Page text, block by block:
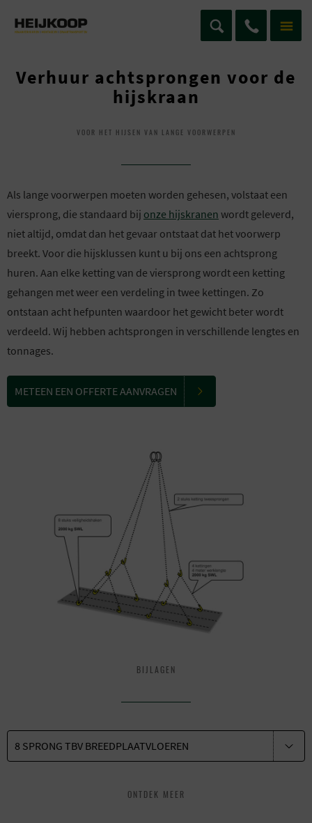
Verhuur achtsprongen voor de
hijskraan
VOOR HET HIJSEN VAN LANGE VOORWERPEN
Als lange voorwerpen moeten worden gehesen, volstaat een
viersprong, die standaard bij onze hijskranen wordt geleverd,
niet altijd, omdat dan het gevaar ontstaat dat het voorwerp
breekt. Voor die hijsklussen kunt u bij ons een achtsprong
huren. Aan elke ketting van de viersprong wordt een ketting
gehangen met weer een verdeling in twee kettingen. Zo
ontstaan acht hefpunten waardoor het gewicht beter wordt
verdeeld. Wij hebben achtsprongen in verschillende lengtes en
tonnages.
METEEN EEN OFFERTE AANVRAGEN
BIJLAGEN
8 SPRONG TBV BREEDPLAATVLOEREN
ONTDEK MEER